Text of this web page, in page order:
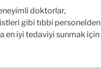
doktorlar,
gibi tıbbi personelden
en iyi tedaviyi sunmak için